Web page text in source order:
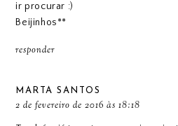
ir procurar :)
Beijinhos**
responder
MARTA SANTOS
2 de fevereiro de 2016 às 18:18